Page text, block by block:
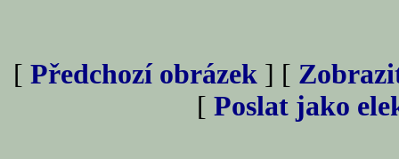
[ Předchozí obrázek ] [
[ Poslat jako